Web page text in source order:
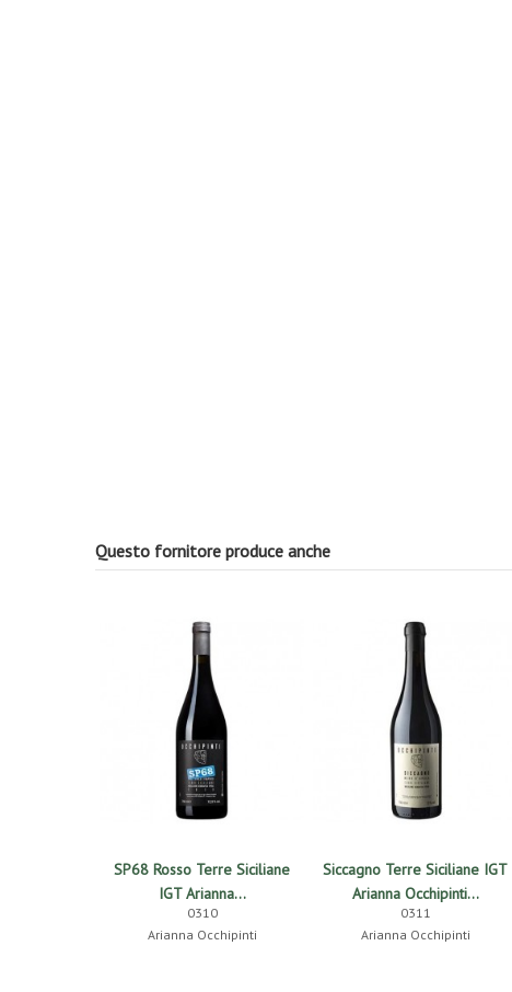
Questo fornitore produce anche
SP68 Rosso Terre Siciliane
IGT Arianna...
0310
Arianna Occhipinti
Siccagno Terre Siciliane IGT
Arianna Occhipinti...
0311
Arianna Occhipinti